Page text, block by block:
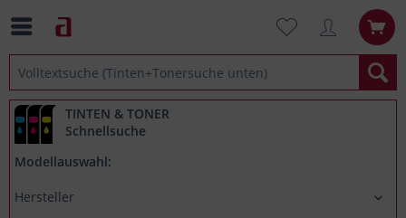
TINTEN & TONER
Schnellsuche
Modellauswahl: